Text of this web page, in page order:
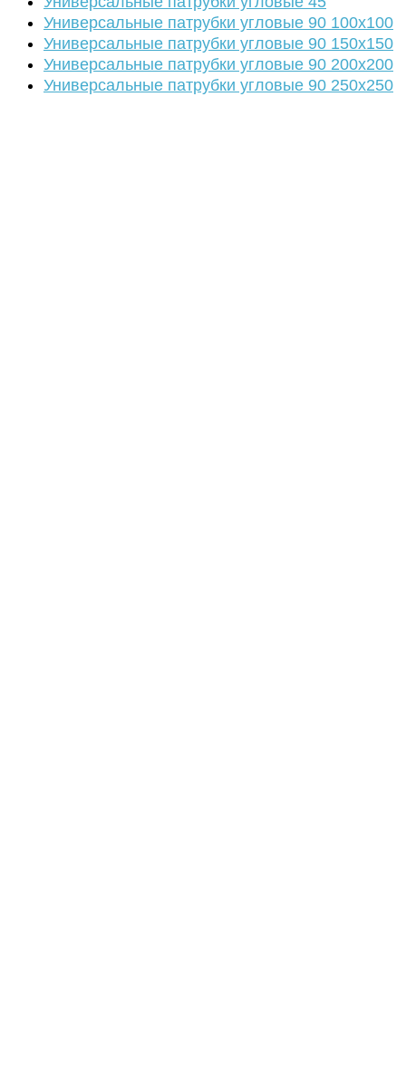
Универсальные патрубки угловые 90 100х100
Универсальные патрубки угловые 90 150х150
Универсальные патрубки угловые 90 200х200
Универсальные патрубки угловые 90 250х250